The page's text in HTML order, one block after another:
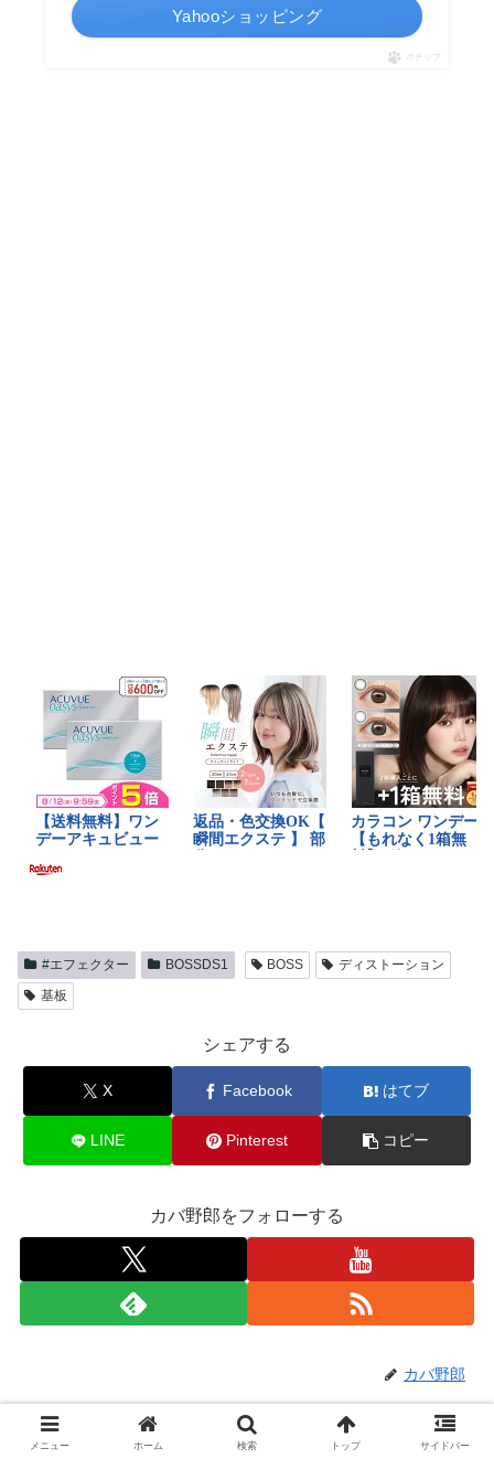
Yahooショッピング
ポチップ
#エフェクター BOSSDS1 BOSS
ディストーション
基板
シェアする
X Facebook はてブ
LINE Pinterest コピー
カバ野郎をフォローする
カバ野郎
関連記事
メニュー ホーム 検索 トップ サイドバー